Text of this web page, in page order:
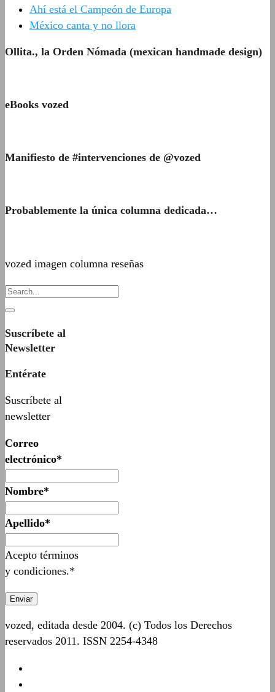
Ahí está el Campeón de Europa
México canta y no llora
Ollita., la Orden Nómada (mexican handmade design)
eBooks vozed
Manifiesto de #intervenciones de @vozed
Probablemente la única columna dedicada…
vozed imagen columna reseñas
Suscríbete al
Newsletter
Entérate
Suscríbete al
newsletter
Correo
electrónico*
Nombre*
Apellido*
Acepto términos
y condiciones.*
vozed, editada desde 2004. (c) Todos los Derechos
reservados 2011. ISSN 2254-4348